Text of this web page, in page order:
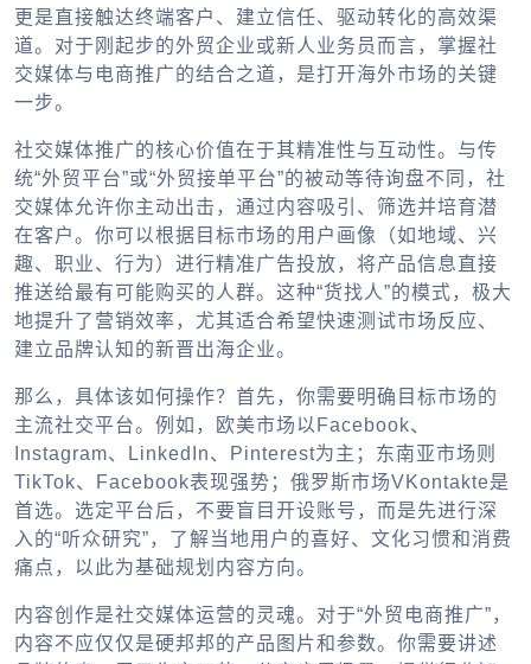
更是直接触达终端客户、建立信任、驱动转化的高效渠
道。对于刚起步的外贸企业或新人业务员而言，掌握社
交媒体与电商推广的结合之道，是打开海外市场的关键
一步。
社交媒体推广的核心价值在于其精准性与互动性。与传
统“外贸平台”或“外贸接单平台”的被动等待询盘不同，社
交媒体允许你主动出击，通过内容吸引、筛选并培育潜
在客户。你可以根据目标市场的用户画像（如地域、兴
趣、职业、行为）进行精准广告投放，将产品信息直接
推送给最有可能购买的人群。这种“货找人”的模式，极大
地提升了营销效率，尤其适合希望快速测试市场反应、
建立品牌认知的新晋出海企业。
那么，具体该如何操作？首先，你需要明确目标市场的
主流社交平台。例如，欧美市场以Facebook、
Instagram、LinkedIn、Pinterest为主；东南亚市场则
TikTok、Facebook表现强势；俄罗斯市场VKontakte是
首选。选定平台后，不要盲目开设账号，而是先进行深
入的“听众研究”，了解当地用户的喜好、文化习惯和消费
痛点，以此为基础规划内容方向。
内容创作是社交媒体运营的灵魂。对于“外贸电商推广”，
内容不应仅仅是硬邦邦的产品图片和参数。你需要讲述